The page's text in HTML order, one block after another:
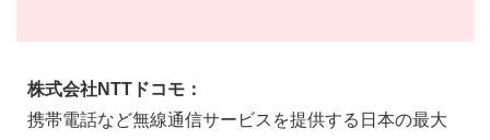
株式会社NTTドコモ：
携帯電話など無線通信サービスを提供する日本の最大